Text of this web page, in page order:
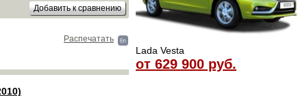
Lada Vesta
от 629 900 руб.
Распечатать